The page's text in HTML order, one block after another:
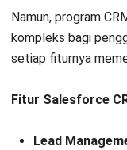
Namun, program
kompleks bagi
setiap fiturnya
Fitur Salesforce
Lead